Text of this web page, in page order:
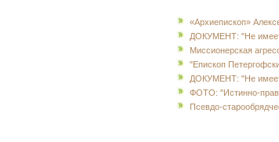
«Архиепископ»
ДОКУМЕНТ: "Не имеет
Миссионерская
"Епископ
ДОКУМЕНТ: "Не имеет
ФОТО: "Истинно-
Псевдо-